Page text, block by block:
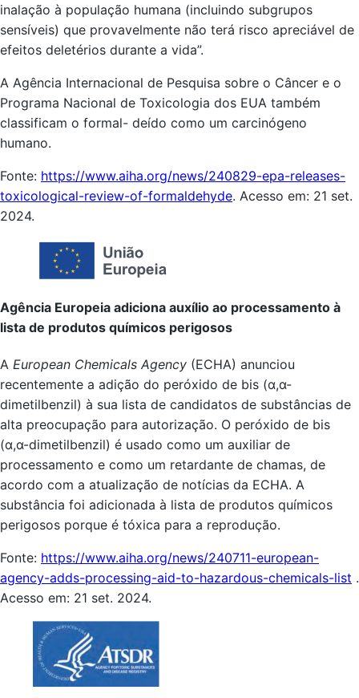
inalação à população humana (incluindo subgrupos
sensíveis) que provavelmente não terá risco apreciável de
efeitos deletérios durante a vida”.
A Agência Internacional de Pesquisa sobre o Câncer e o
Programa Nacional de Toxicologia dos EUA também
classificam o formal- deído como um carcinógeno
humano.
Fonte: https://www.aiha.org/news/240829-epa-releases-
toxicological-review-of-formaldehyde. Acesso em: 21 set.
2024.
Agência Europeia adiciona auxílio ao processamento à
lista de produtos químicos perigosos
A European Chemicals Agency (ECHA) anunciou
recentemente a adição do peróxido de bis (α,α-
dimetilbenzil) à sua lista de candidatos de substâncias de
alta preocupação para autorização. O peróxido de bis
(α,α-dimetilbenzil) é usado como um auxiliar de
processamento e como um retardante de chamas, de
acordo com a atualização de notícias da ECHA. A
substância foi adicionada à lista de produtos químicos
perigosos porque é tóxica para a reprodução.
Fonte: https://www.aiha.org/news/240711-european-
agency-adds-processing-aid-to-hazardous-chemicals-list .
Acesso em: 21 set. 2024.